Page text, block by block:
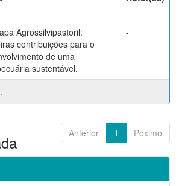
Agrossilvipastoril:
contribuições para o
de uma
sustentável.
-
Anterior 1 Póximo